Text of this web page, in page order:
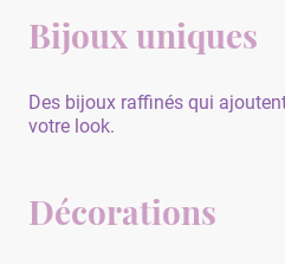
Bijoux uniques
Des bijoux raffinés qui
votre look.
Décorations